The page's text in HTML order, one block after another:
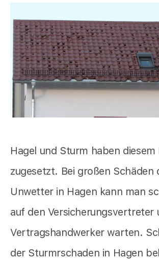
Hagel und Sturm haben
zugesetzt. Bei großen Schäden
Unwetter in Hagen kann man
auf den Versicherungsvertreter
Vertragshandwerker warten.
der Sturmrschaden in Hagen